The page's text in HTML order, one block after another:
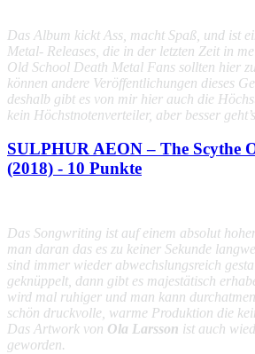
Das Album kickt Ass, macht Spaß, und ist
Metal- Releases, die in der letzten Zeit in
Old School Death Metal Fans sollten hier
können andere Veröffentlichungen dieses
deshalb gibt es von mir hier auch die
kein Höchstnotenverteiler, aber besser
SULPHUR AEON – The Scythe
(2018) - 10 Punkte
Das Songwriting ist auf einem absolut
man daran das es zu keiner Sekunde
sind immer wieder abwechslungsreich
geknüppelt, dann gibt es majestätisch
wird mal ruhiger und man kann
schön druckvolle, warme Produktion die
Das Artwork von Ola Larsson ist auch
geworden.